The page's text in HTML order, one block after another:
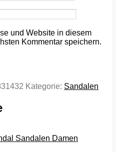
und Website in diesem
Kommentar speichern.
Kategorie: Sandalen